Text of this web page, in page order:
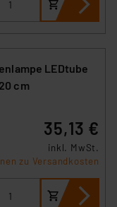
LEDtube
cm
35,13 €
inkl. MwSt.
zu Versandkosten